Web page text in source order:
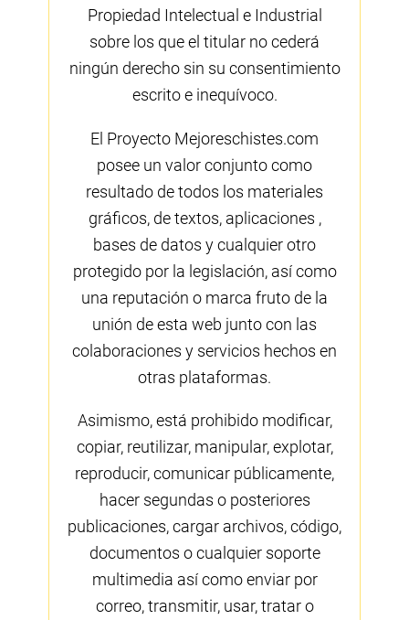
Propiedad Intelectual e Industrial
sobre los que el titular no cederá
ningún derecho sin su consentimiento
escrito e inequívoco.
El Proyecto Mejoreschistes.com
posee un valor conjunto como
resultado de todos los materiales
gráficos, de textos, aplicaciones ,
bases de datos y cualquier otro
protegido por la legislación, así como
una reputación o marca fruto de la
unión de esta web junto con las
colaboraciones y servicios hechos en
otras plataformas.
Asimismo, está prohibido modificar,
copiar, reutilizar, manipular, explotar,
reproducir, comunicar públicamente,
hacer segundas o posteriores
publicaciones, cargar archivos, código,
documentos o cualquier soporte
multimedia así como enviar por
correo, transmitir, usar, tratar o